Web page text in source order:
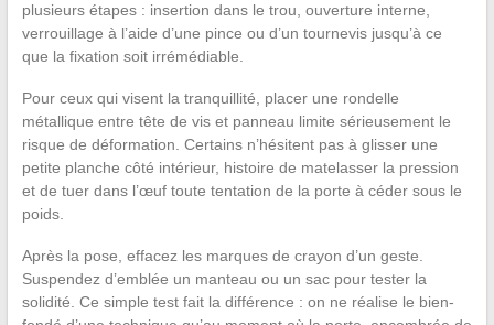
plusieurs étapes : insertion dans le trou, ouverture interne,
verrouillage à l’aide d’une pince ou d’un tournevis jusqu’à ce
que la fixation soit irrémédiable.
Pour ceux qui visent la tranquillité, placer une rondelle
métallique entre tête de vis et panneau limite sérieusement le
risque de déformation. Certains n’hésitent pas à glisser une
petite planche côté intérieur, histoire de matelasser la pression
et de tuer dans l’œuf toute tentation de la porte à céder sous le
poids.
Après la pose, effacez les marques de crayon d’un geste.
Suspendez d’emblée un manteau ou un sac pour tester la
solidité. Ce simple test fait la différence : on ne réalise le bien-